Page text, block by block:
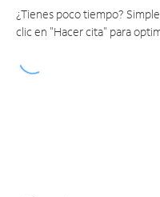
¿Tienes poco tiempo?
clic en "Hacer cita" para